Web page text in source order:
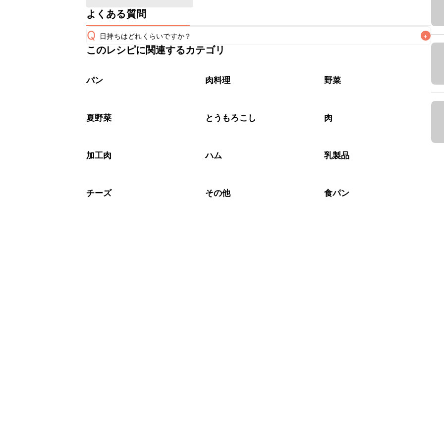
よくある質問
Q 日持ちはどれくらいですか？ +
保存期間は冷蔵で当日中が目安です。なるべくお早めにお召し上がりください。
※日持ちは目安です。
このレシピに関連するカテゴリ
パン 肉料理 野菜
夏野菜 とうもろこし 肉
加工肉 ハム 乳製品
チーズ その他 食パン